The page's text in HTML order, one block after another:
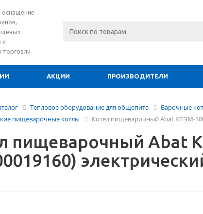
оснащение
и
торговли
АКЦИИ ПРОИЗВОДИТЕЛИ
Тепловое оборудование для общепита
Варочные
пищеварочные котлы
Котел пищеварочный Abat КПЭМ-
пищеварочный Abat